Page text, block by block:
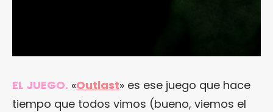
EL JUEGO. «Outlast» es ese juego que hace
tiempo que todos vimos (bueno, viemos el